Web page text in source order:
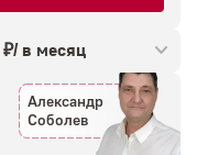
в месяц
Александр
Соболев